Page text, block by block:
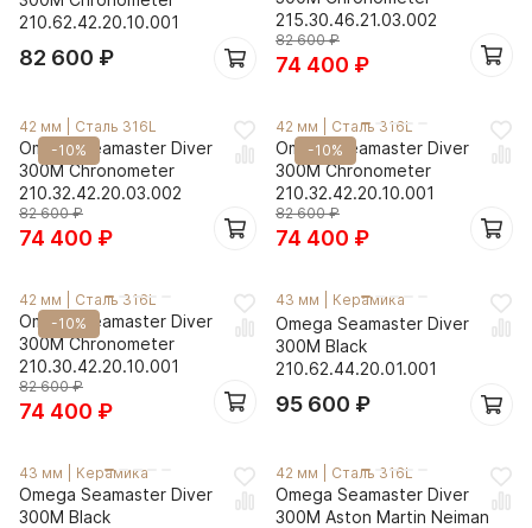
210.62.42.20.10.001
82 600 ₽
215.30.46.21.03.002
82 600₽
74 400 ₽
-10%
42 мм Сталь 316L
Omega Seamaster Diver
300M Chronometer
210.32.42.20.03.002
82 600₽
74 400 ₽
-10%
42 мм Сталь 316L
Omega Seamaster Diver
300M Chronometer
210.32.42.20.10.001
82 600₽
74 400 ₽
-10%
42 мм Сталь 316L
Omega Seamaster Diver
300M Chronometer
210.30.42.20.10.001
82 600₽
74 400 ₽
43 мм Керамика
Omega Seamaster Diver
300M Black
210.62.44.20.01.001
95 600 ₽
43 мм Керамика
Omega Seamaster Diver
300M Black
42 мм Сталь 316L
Omega Seamaster Diver
300M Aston Martin Neiman